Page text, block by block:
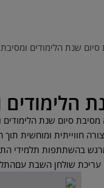
סיום שנת הלימודים
מסיבת סיום שנת
חווייתית ומוחשית
בהשתתפות תלמידי
שולחן השבת